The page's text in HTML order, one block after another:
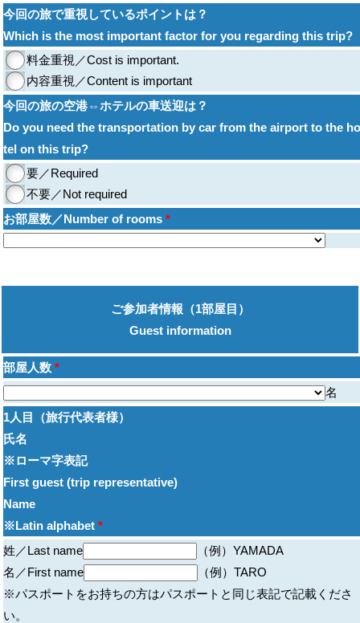
今回の旅で重視しているポイントは？
Which is the most important factor for you regarding this trip?
料金重視／Cost is important.
内容重視／Content is important
今回の旅の空港⇔ホテルの車送迎は？
Do you need the transportation by car from the airport to the ho
tel on this trip?
要／Required
不要／Not required
お部屋数／Number of rooms *
ご参加者情報（1部屋目）
Guest information
部屋人数 *
名
1人目（旅行代表者様）
氏名
※ローマ字表記
First guest (trip representative)
Name
※Latin alphabet *
姓／Last name
（例）YAMADA
名／First name
（例）TARO
※パスポートをお持ちの方はパスポートと同じ表記で記載くださ
い。